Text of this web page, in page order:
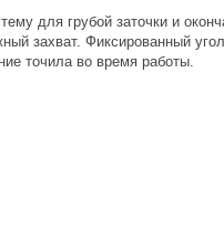
для грубой заточки и
захват. Фиксированный
точила во время работы.